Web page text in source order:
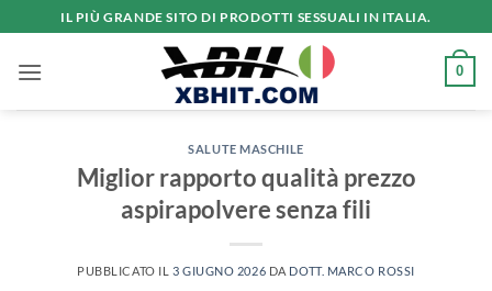
ai
contenuti
IL PIÙ GRANDE SITO DI PRODOTTI SESSUALI IN ITALIA.
0
SALUTE MASCHILE
Miglior rapporto qualità prezzo
aspirapolvere senza fili
PUBBLICATO IL 3 GIUGNO 2026 DA DOTT. MARCO ROSSI